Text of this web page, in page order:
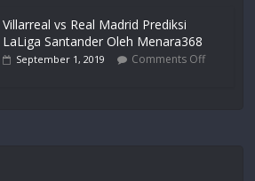
Villarreal vs Real Madrid Prediksi
LaLiga Santander Oleh Menara368
September 1, 2019 Comments Off